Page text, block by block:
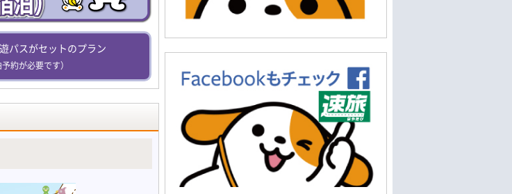
パスがセットのプラン
約が必要です）